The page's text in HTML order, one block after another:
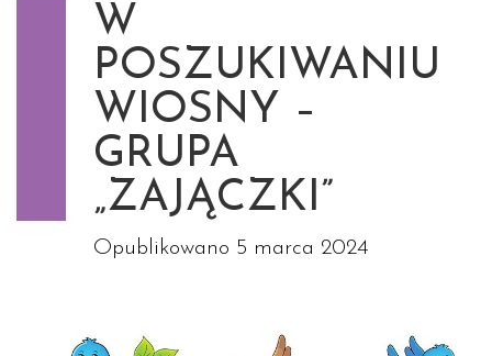
W
POSZUKIWANIU
WIOSNY –
GRUPA
„ZAJĄCZKI”
Opublikowano 5 marca 2024